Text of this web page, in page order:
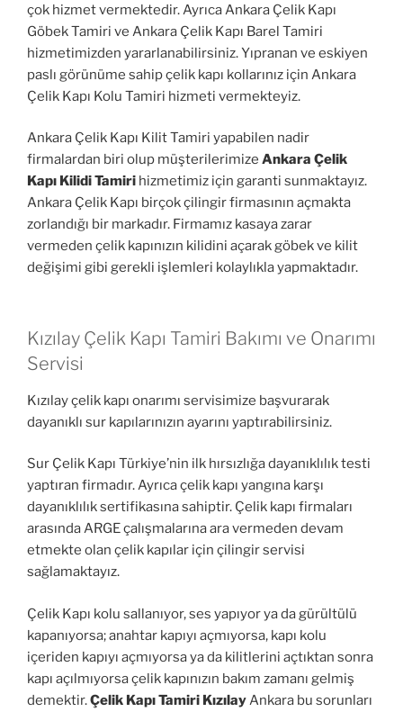
çok hizmet vermektedir. Ayrıca Ankara Çelik Kapı
Göbek Tamiri ve Ankara Çelik Kapı Barel Tamiri
hizmetimizden yararlanabilirsiniz. Yıpranan ve eskiyen
paslı görünüme sahip çelik kapı kollarınız için Ankara
Çelik Kapı Kolu Tamiri hizmeti vermekteyiz.
Ankara Çelik Kapı Kilit Tamiri yapabilen nadir
firmalardan biri olup müşterilerimize Ankara Çelik
Kapı Kilidi Tamiri hizmetimiz için garanti sunmaktayız.
Ankara Çelik Kapı birçok çilingir firmasının açmakta
zorlandığı bir markadır. Firmamız kasaya zarar
vermeden çelik kapınızın kilidini açarak göbek ve kilit
değişimi gibi gerekli işlemleri kolaylıkla yapmaktadır.
Kızılay Çelik Kapı Tamiri Bakımı ve Onarımı
Servisi
Kızılay çelik kapı onarımı servisimize başvurarak
dayanıklı sur kapılarınızın ayarını yaptırabilirsiniz.
Sur Çelik Kapı Türkiye’nin ilk hırsızlığa dayanıklılık testi
yaptıran firmadır. Ayrıca çelik kapı yangına karşı
dayanıklılık sertifikasına sahiptir. Çelik kapı firmaları
arasında ARGE çalışmalarına ara vermeden devam
etmekte olan çelik kapılar için çilingir servisi
sağlamaktayız.
Çelik Kapı kolu sallanıyor, ses yapıyor ya da gürültülü
kapanıyorsa; anahtar kapıyı açmıyorsa, kapı kolu
içeriden kapıyı açmıyorsa ya da kilitlerini açtıktan sonra
kapı açılmıyorsa çelik kapınızın bakım zamanı gelmiş
demektir.Çelik Kapı Tamiri KızılayAnkara bu sorunları